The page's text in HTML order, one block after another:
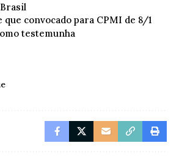
que convocado para CPMI de 8/1
testemunha